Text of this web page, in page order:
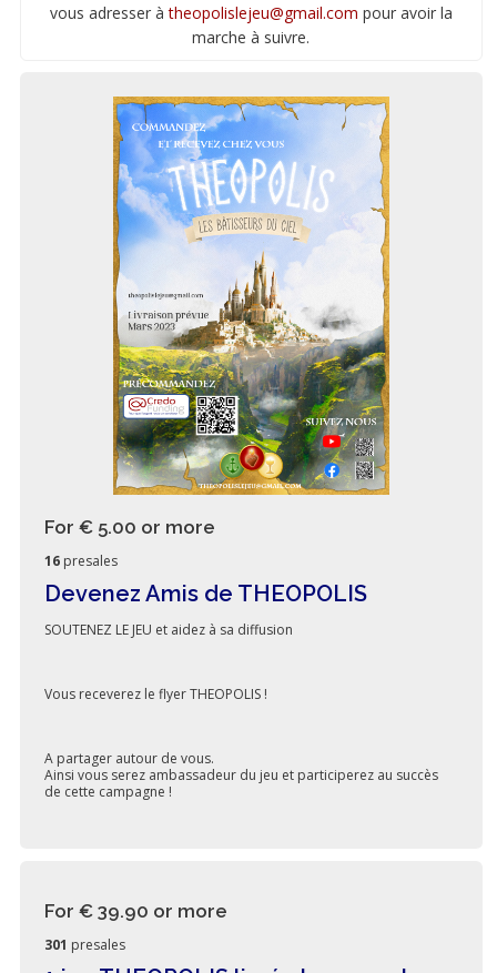
vous adresser àtheopolislejeu@gmail.com pour avoir la
marche à suivre.
For € 5.00 or more
16 presales
Devenez Amis de THEOPOLIS
SOUTENEZ LE JEU et aidez à sa diffusion
Vous receverez le flyer THEOPOLIS !
A partager autour de vous.
Ainsi vous serez ambassadeur du jeu et participerez au succès
de cette campagne !
For € 39.90 or more
301 presales